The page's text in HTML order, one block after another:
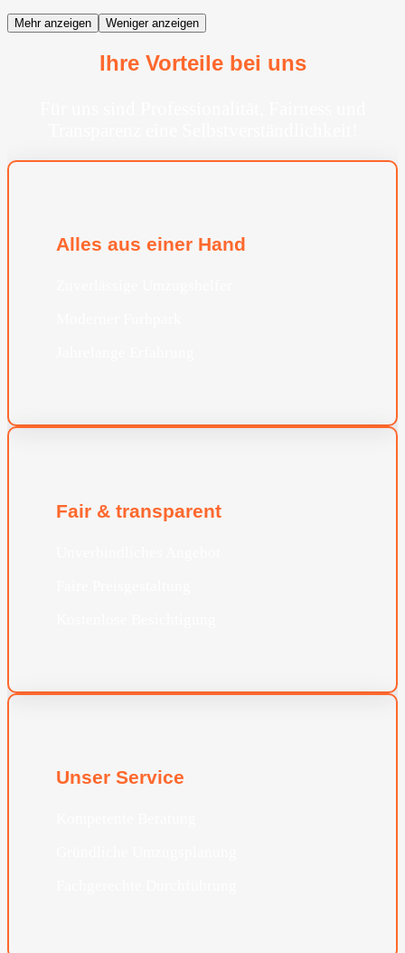
Mehr anzeigen Weniger anzeigen
Ihre Vorteile bei uns
Alles aus einer Hand
Fair & transparent
Unser Service